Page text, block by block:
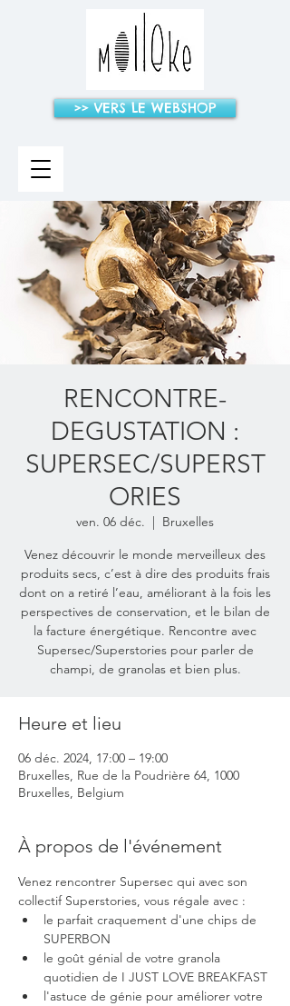
>> VERS LE WEBSHOP
RENCONTRE-
DEGUSTATION :
SUPERSEC/SUPERST
ORIES
ven. 06 déc.
  |
Bruxelles
Venez découvrir le monde merveilleux des
produits secs, c’est à dire des produits frais
dont on a retiré l’eau, améliorant à la fois les
perspectives de conservation, et le bilan de
la facture énergétique. Rencontre avec
Supersec/Superstories pour parler de
champi, de granolas et bien plus.
Heure et lieu
06 déc. 2024, 17:00 – 19:00
Bruxelles, Rue de la Poudrière 64, 1000
Bruxelles, Belgium
À propos de l'événement
Venez rencontrer Supersec qui avec son
collectif Superstories, vous régale avec :
le parfait craquement d'une chips de
SUPERBON
le goût génial de votre granola
quotidien de I JUST LOVE BREAKFAST
l'astuce de génie pour améliorer votre